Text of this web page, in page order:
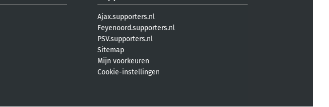
Ajax.supporters.nl
Feyenoord.supporters.nl
PSV.supporters.nl
Sitemap
Mijn voorkeuren
Cookie-instellingen